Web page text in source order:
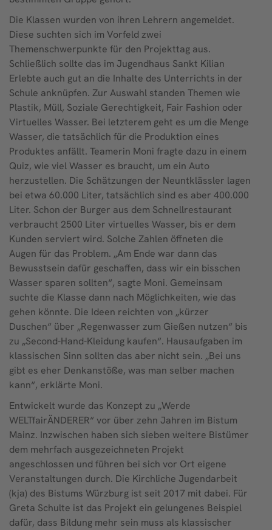
Die Klassen wurden von ihren Lehrern angemeldet.
Diese suchten sich im Vorfeld zwei
Themenschwerpunkte für den Projekttag aus.
Schließlich sollte das im Jugendhaus Sankt Kilian
Erlebte auch gut an die Inhalte des Unterrichts in der
Schule anknüpfen. Zur Auswahl standen Themen wie
Plastik, Müll, Soziale Gerechtigkeit, Fair Fashion oder
Virtuelles Wasser. Bei letzterem geht es um die Menge
Wasser, die tatsächlich für die Produktion eines
Produktes anfällt. Teamerin Moni fragte dazu in einem
Quiz, wie viel Wasser es braucht, um ein Auto
herzustellen. Die Schätzungen der Neuntklässler lagen
bei etwa 60.000 Liter, tatsächlich sind es aber 400.000
Liter. Schon der Burger aus dem Schnellrestaurant
verbraucht 2500 Liter virtuelles Wasser, bis er dem
Kunden serviert wird. Solche Zahlen öffneten die
Augen für das Problem. „Am Ende war dann das
Bewusstsein dafür geschaffen, dass wir ein bisschen
Wasser sparen sollten“, sagte Moni. Gemeinsam
suchte die Klasse dann nach Möglichkeiten, wie das
gehen könnte. Die Ideen reichten von „kürzer
Duschen“ über „Regenwasser zum Gießen nutzen“ bis
zu „Second-Hand-Kleidung kaufen“. Hausaufgaben im
klassischen Sinn sollten das aber nicht sein. „Bei uns
gibt es eher Denkanstöße, was man selber machen
kann“, erklärte Moni.
Entwickelt wurde das Konzept zu „Werde
WELTfairÄNDERER“ vor über zehn Jahren im Bistum
Mainz. Inzwischen haben sich sieben weitere Bistümer
dem mehrfach ausgezeichneten Projekt
angeschlossen und führen bei sich vor Ort eigene
Veranstaltungen durch. Die Kirchliche Jugendarbeit
(kja) des Bistums Würzburg ist seit 2017 mit dabei. Für
Greta Schulte ist das Projekt ein gelungenes Beispiel
dafür, dass Bildung mehr sein muss als klassischer